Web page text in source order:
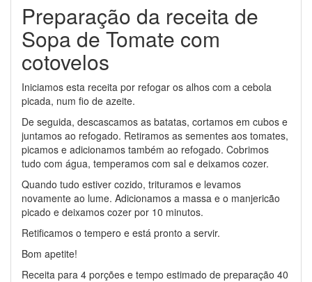
Preparação da receita de
Sopa de Tomate com
cotovelos
Iniciamos esta receita por refogar os alhos com a cebola
picada, num fio de azeite.
De seguida, descascamos as batatas, cortamos em cubos e
juntamos ao refogado. Retiramos as sementes aos tomates,
picamos e adicionamos também ao refogado. Cobrimos
tudo com água, temperamos com sal e deixamos cozer.
Quando tudo estiver cozido, trituramos e levamos
novamente ao lume. Adicionamos a massa e o manjericão
picado e deixamos cozer por 10 minutos.
Retificamos o tempero e está pronto a servir.
Bom apetite!
Receita para 4 porções e tempo estimado de preparação 40